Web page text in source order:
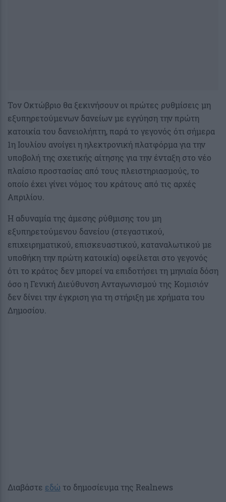
Τον Οκτώβριο θα ξεκινήσουν οι πρώτες ρυθμίσεις μη
εξυπηρετούμενων δανείων με εγγύηση την πρώτη
κατοικία του δανειολήπτη, παρά το γεγονός ότι σήμερα
1η Ιουλίου ανοίγει η ηλεκτρονική πλατφόρμα για την
υποβολή της σχετικής αίτησης για την ένταξη στο νέο
πλαίσιο προστασίας από τους πλειστηριασμούς, το
οποίο έχει γίνει νόμος του κράτους από τις αρχές
Απριλίου.
Η αδυναμία της άμεσης ρύθμισης του μη
εξυπηρετούμενου δανείου (στεγαστικού,
επιχειρηματικού, επισκευαστικού, καταναλωτικού με
υποθήκη την πρώτη κατοικία) οφείλεται στο γεγονός
ότι το κράτος δεν μπορεί να επιδοτήσει τη μηνιαία δόση
όσο η Γενική Διεύθυνση Ανταγωνισμού της Κομισιόν
δεν δίνει την έγκριση για τη στήριξη με χρήματα του
Δημοσίου.
Διαβάστε εδώ το δημοσίευμα της Realnews